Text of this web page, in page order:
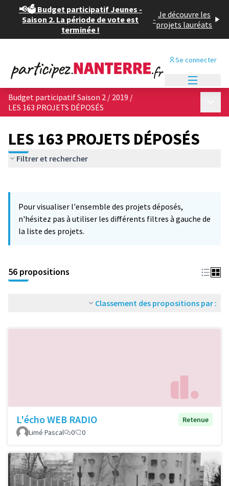
📢🗳️ Budget participatif Jeunes -
Saison 2. La période de vote est
terminée !
- Je découvre les
projets lauréats
Se connecter
Budget participatif Saison 2 / 2019 /
LES 163 PROJETS DÉPOSÉS
LES 163 PROJETS DÉPOSÉS
Filtrer et rechercher
−
Pour visualiser l'ensemble des projets déposés,
n'hésitez pas à utiliser les différents filtres à gauche de
la liste des projets.
56 propositions
Classement des propositions par :
L'écho WEB RADIO
Retenue
Limé Pascal
0 0